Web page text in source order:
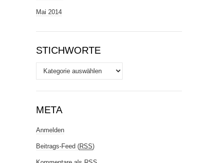
Mai 2014
STICHWORTE
Stichworte
META
Anmelden
Beitrags-Feed (RSS)